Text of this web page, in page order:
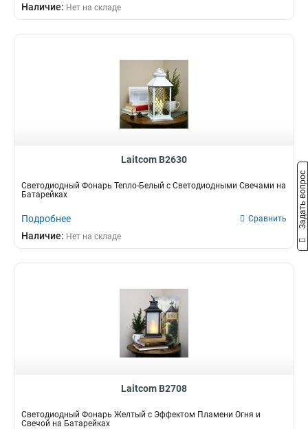
Наличие: Нет на складе
Laitcom B2630
Светодиодный Фонарь Тепло-Белый с Светодиодными Свечами на
Батарейках
Подробнее Сравнить
Наличие: Нет на складе
Laitcom B2708
Светодиодный Фонарь Желтый с Эффектом Пламени Огня и
Свечой на Батарейках
Задать вопрос